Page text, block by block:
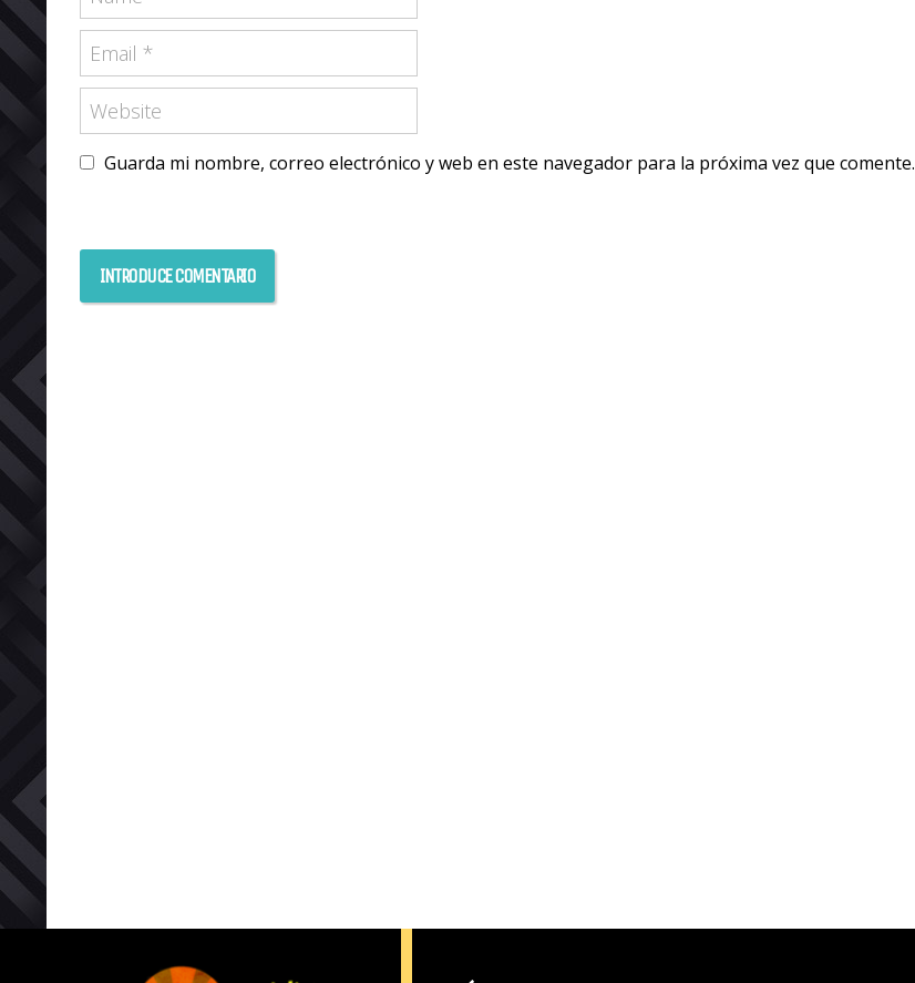
Guarda mi nombre, correo electrónico y web en este navegador para la próxima vez que comente.